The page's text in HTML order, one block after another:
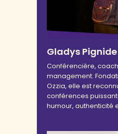
Gladys Pignide
Conférencière,
management.
Ozzia, elle est
conférences
humour, authenticité